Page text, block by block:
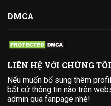
DMCA
LIÊN HỆ VỚI CHÚNG
Nếu muốn bổ sung thêm
bất cứ thông tin nào trên
admin qua fanpage nhé!